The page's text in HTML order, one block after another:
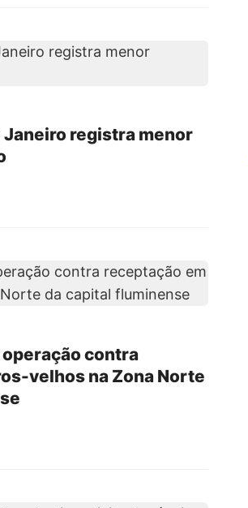
Janeiro registra menor
contra
velhos na Zona Norte